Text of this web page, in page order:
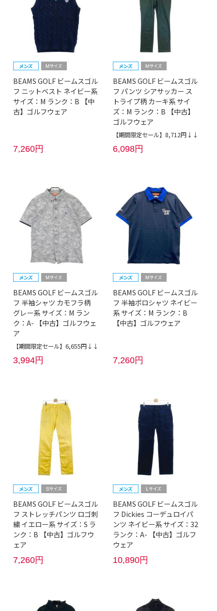
BEAMS GOLF ビームスゴル
フ ニットベスト ネイビー系
サイズ：M ランク：B 【中
古】ゴルフウェア
7,260円
BEAMS GOLF ビームスゴル
フ パンツ シアサッカー ス
トライプ柄 カーキ系 サイ
ズ：M ランク：B 【中古】
ゴルフウェア
【期間限定セール】8,712円↓↓
6,098円
BEAMS GOLF ビームスゴル
フ 半袖シャツ カモフラ柄
グレー系 サイズ：M ラン
ク：A- 【中古】ゴルフウェ
ア
【期間限定セール】6,655円↓↓
3,994円
BEAMS GOLF ビームスゴル
フ 半袖ポロシャツ ネイビー
系 サイズ：M ランク：B
【中古】ゴルフウェア
7,260円
BEAMS GOLF ビームスゴル
フ ストレッチパンツ ロゴ刺
繍 イエロー系 サイズ：S ラ
ンク：B 【中古】ゴルフウ
ェア
7,260円
BEAMS GOLF ビームスゴル
フ Dickies コーデュロイパ
ンツ ネイビー系 サイズ：32
ランク：A- 【中古】ゴルフ
ウェア
10,890円